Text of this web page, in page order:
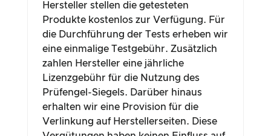
Hersteller stellen die getesteten
Produkte kostenlos zur Verfügung. Für
die Durchführung der Tests erheben wir
eine einmalige Testgebühr. Zusätzlich
zahlen Hersteller eine jährliche
Lizenzgebühr für die Nutzung des
Prüfengel-Siegels. Darüber hinaus
erhalten wir eine Provision für die
Verlinkung auf Herstellerseiten. Diese